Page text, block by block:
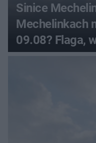
Sinice
Mechelinkach
09.08? Flaga,